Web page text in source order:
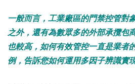
一般而言，工業廠區的門禁控管對
之外，還有為數眾多的外部承攬包
也較高，如何有效管控一直是業者
例，告訴您如何運用多因子辨識實